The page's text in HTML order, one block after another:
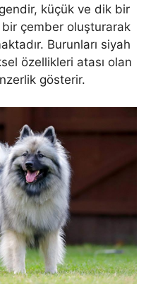
küçük ve dik bir
bir çember oluşturarak
Burunları siyah
özellikleri atası olan
gösterir.